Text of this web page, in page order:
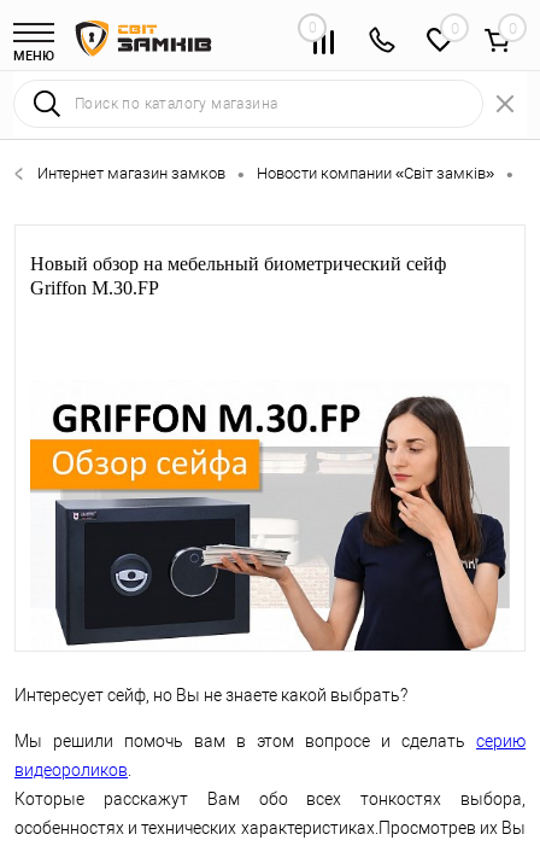
МЕНЮ
0 0
Интернет магазин замков • Новости компании «Світ замків» •
Новый обзор на мебельный биометрический сейф
Griffon M.30.FP
Интересует сейф, но Вы не знаете какой выбрать?
Мы решили помочь вам в этом вопросе и сделать серию
видеороликов
Которые расскажут Вам обо всех тонкостях выбора,
особенностях и технических характеристиках.Просмотрев их Вы